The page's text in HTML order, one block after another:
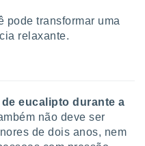
pode transformar uma
relaxante.
eucalipto durante a
não deve ser
de dois anos, nem